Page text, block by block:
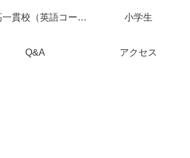
中高一貫校（英語コース） 小学生
Q&A アクセス